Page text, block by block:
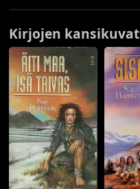
Kirjojen kansikuvat